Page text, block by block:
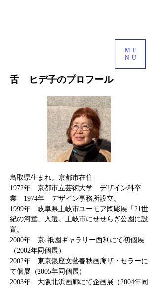
ME
NU
​舌 ヒデ子のプロフール
鳥取県生まれ。京都市在住
1972年 京都市立芸術大学 デザイン科卒
業 1974年 デザイン事務所設立。
1999年 岐阜県土岐市ユーモア陶彫展「21世
紀の河童」入選。土岐市にせせらぎ公園に設
置。
2000年 京c祇園ギャラリー西利にて初個展
（2002年同個展）
2002年 東京銀座文藝春秋画廊ザ・セラーに
て個展（2005年同個展）
2003年 大阪北浜画廊にて企画展（2004年同